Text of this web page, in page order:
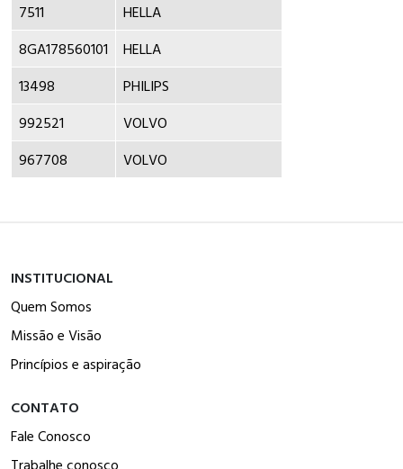
7511
HELLA
8GA178560101
HELLA
13498
PHILIPS
992521
VOLVO
967708
VOLVO
INSTITUCIONAL
Quem Somos
Missão e Visão
Princípios e aspiração
CONTATO
Fale Conosco
Trabalhe conosco